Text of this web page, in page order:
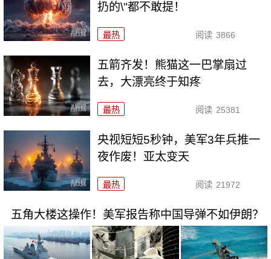
扔的\"都不敢提！
最热 阅读 3866
五箭齐发！熊猫这一巴掌扇过
去，大漂亮终于知疼
最热 阅读 25381
央视短短5秒钟，美军3年兵推一
夜作废！亚太变天
最热 阅读 21972
五角大楼这操作！美军报告称中国导弹不如伊朗？